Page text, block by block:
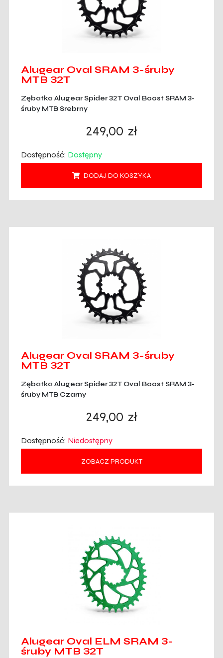
Alugear Oval SRAM 3-śruby
MTB 32T
Zębatka Alugear Spider 32T Oval Boost SRAM 3-
śruby MTB Srebrny
249,00 zł
Dostępność: Dostępny
DODAJ DO KOSZYKA
Alugear Oval SRAM 3-śruby
MTB 32T
Zębatka Alugear Spider 32T Oval Boost SRAM 3-
śruby MTB Czarny
249,00 zł
Dostępność: Niedostępny
ZOBACZ PRODUKT
Alugear Oval ELM SRAM 3-
śruby MTB 32T